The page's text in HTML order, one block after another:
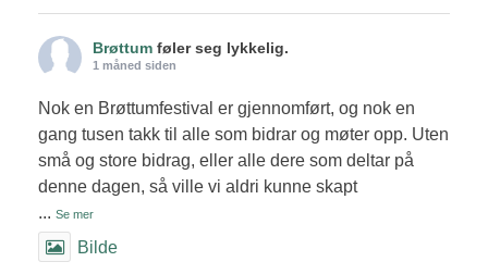
Brøttum føler seg lykkelig.
1 måned siden
Nok en Brøttumfestival er gjennomført, og nok en
gang tusen takk til alle som bidrar og møter opp. Uten
små og store bidrag, eller alle dere som deltar på
denne dagen, så ville vi aldri kunne skapt
... Se mer
Bilde